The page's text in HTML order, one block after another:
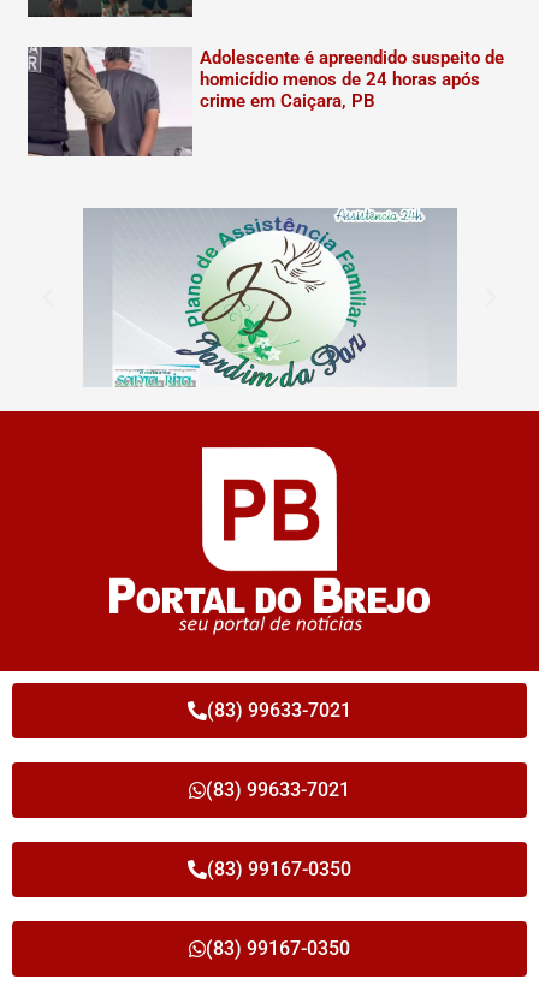
Adolescente é apreendido suspeito de
homicídio menos de 24 horas após
crime em Caiçara, PB
(83) 99633-7021
(83) 99633-7021
(83) 99167-0350
(83) 99167-0350